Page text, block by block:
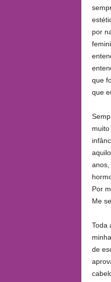
por
que
que
Por
Me
Toda
de